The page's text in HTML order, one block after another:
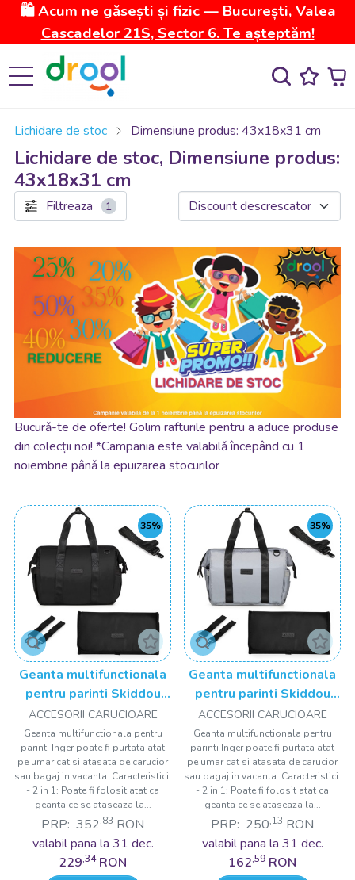
🛍️ Acum ne găsești și fizic — București, Valea
Cascadelor 21S, Sector 6. Te așteptăm!
Lichidare de stoc Dimensiune produs: 43x18x31 cm
Lichidare de stoc, Dimensiune produs:
43x18x31 cm
Filtreaza 1
Bucurǎ-te de oferte! Golim rafturile pentru a aduce produse
din colecții noi! *Campania este valabilǎ începând cu 1
noiembrie pânǎ la epuizarea stocurilor
35%
Geanta multifunctionala
pentru parinti Skiddou
Inger, Onyz Leather,
Negru
ACCESORII CARUCIOARE
Geanta multifunctionala pentru
parinti Inger poate fi purtata atat
pe umar cat si atasata de carucior
sau bagaj in vacanta. Caracteristici:
- 2 in 1: Poate fi folosit atat ca
geanta ce se ataseaza la...
PRP: 352,83 RON
valabil pana la 31 dec.
229,34 RON
35%
Geanta multifunctionala
pentru parinti Skiddou
Inger, Normandic Dream,
Gri
ACCESORII CARUCIOARE
Geanta multifunctionala pentru
parinti Inger poate fi purtata atat
pe umar cat si atasata de carucior
sau bagaj in vacanta. Caracteristici:
- 2 in 1: Poate fi folosit atat ca
geanta ce se ataseaza la...
PRP: 250,13 RON
valabil pana la 31 dec.
162,59 RON